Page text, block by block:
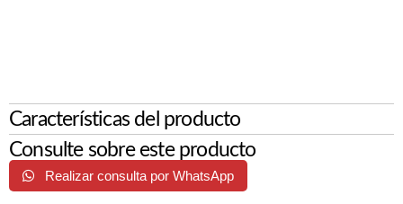
Características del producto
Consulte sobre este producto
Realizar consulta por WhatsApp